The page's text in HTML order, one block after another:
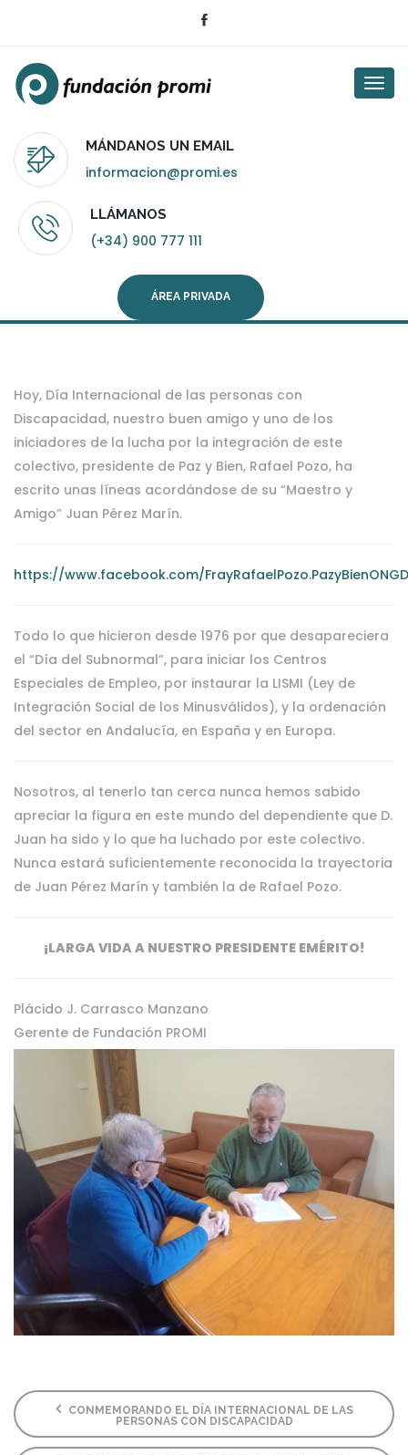
MÁNDANOS UN EMAIL
informacion@promi.es
LLÁMANOS
(+34) 900 777 111
ÁREA PRIVADA
Hoy, Día Internacional de las personas con
Discapacidad, nuestro buen amigo y uno de los
iniciadores de la lucha por la integración de este
colectivo, presidente de Paz y Bien, Rafael Pozo, ha
escrito unas líneas acordándose de su “Maestro y
Amigo” Juan Pérez Marín.
https://www.facebook.com/
Todo lo que hicieron desde 1976 por que desapareciera
el “Día del Subnormal”, para iniciar los Centros
Especiales de Empleo, por instaurar la LISMI (Ley de
Integración Social de los Minusválidos), y la ordenación
del sector en Andalucía, en España y en Europa.
Nosotros, al tenerlo tan cerca nunca hemos sabido
apreciar la figura en este mundo del dependiente que D.
Juan ha sido y lo que ha luchado por este colectivo.
Nunca estará suficientemente reconocida la trayectoria
de Juan Pérez Marín y también la de Rafael Pozo.
¡LARGA VIDA A NUESTRO PRESIDENTE EMÉRITO!
Plácido J. Carrasco Manzano
Gerente de Fundación PROMI
CONMEMORANDO EL DÍA INTERNACIONAL DE LAS
PERSONAS CON DISCAPACIDAD